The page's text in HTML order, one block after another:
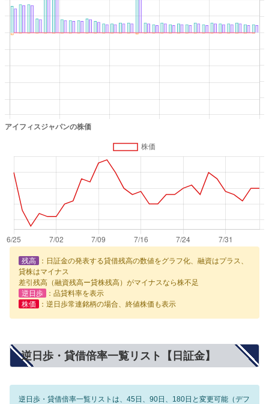
残高
：日証金の発表する貸借残高の数値をグラフ化、融資はプラス、
貸株はマイナス
差引残高（融資残高ー貸株残高）がマイナスなら株不足
逆日歩
：品貸料率を表示
株価
：逆日歩常連銘柄の場合、終値株価も表示
逆日歩・貸借倍率一覧リスト【日証金】
逆日歩・貸借倍率一覧リストは、45日、90日、180日と変更可能（デフ